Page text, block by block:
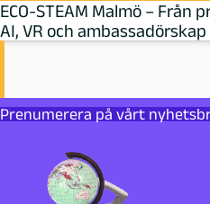
ECO-STEAM Malmö –
AI, VR och ambassadörskap
Prenumerera på vårt